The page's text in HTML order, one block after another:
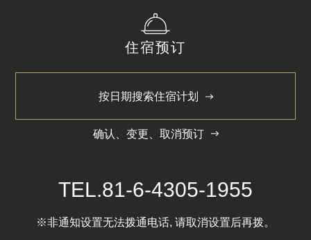
住宿预订
按日期搜索住宿计划
确认、变更、取消预订
TEL.81-6-4305-1955
※非通知设置无法拨通电话, 请取消设置后再拨。